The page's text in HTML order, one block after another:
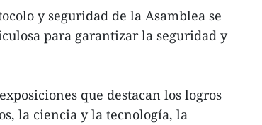
y seguridad de la Asamblea se
para garantizar la seguridad y
que destacan los logros
la ciencia y la tecnología, la